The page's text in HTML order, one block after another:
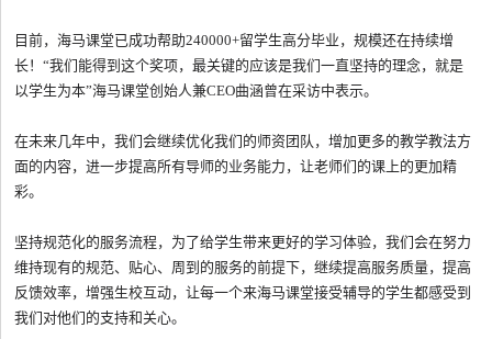
目前，海马课堂已成功帮助240000+留学生高分毕业，规模还在持续增
长！“我们能得到这个奖项，最关键的应该是我们一直坚持的理念，就是
以学生为本”海马课堂创始人兼CEO曲涵曾在采访中表示。
在未来几年中，我们会继续优化我们的师资团队，增加更多的教学教法方
面的内容，进一步提高所有导师的业务能力，让老师们的课上的更加精
彩。
坚持规范化的服务流程，为了给学生带来更好的学习体验，我们会在努力
维持现有的规范、贴心、周到的服务的前提下，继续提高服务质量，提高
反馈效率，增强生校互动，让每一个来海马课堂接受辅导的学生都感受到
我们对他们的支持和关心。